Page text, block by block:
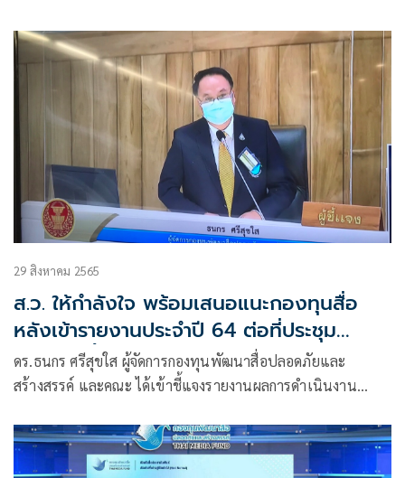
29 สิงหาคม 2565
ส.ว. ให้กำลังใจ พร้อมเสนอแนะกองทุนสื่อ
หลังเข้ารายงานประจำปี 64 ต่อที่ประชุม
วุฒิสภา ชี้ผลการดำเนินงานที่ผ่านมา ทำได้
ค่อนข้างดี
ดร.ธนกร ศรีสุขใส ผู้จัดการกองทุนพัฒนาสื่อปลอดภัยและ
สร้างสรรค์ และคณะ ได้เข้าชี้แจงรายงานผลการดำเนินงาน
ประชุมวุฒิสภา